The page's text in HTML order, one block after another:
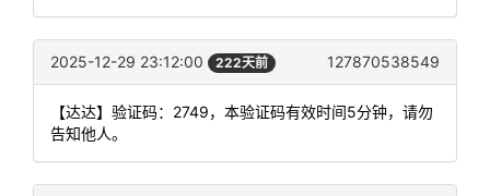
2025-12-29 23:12:00 222天前 127870538549
【达达】验证码：2749，本验证码有效时间5分钟，请勿
告知他人。